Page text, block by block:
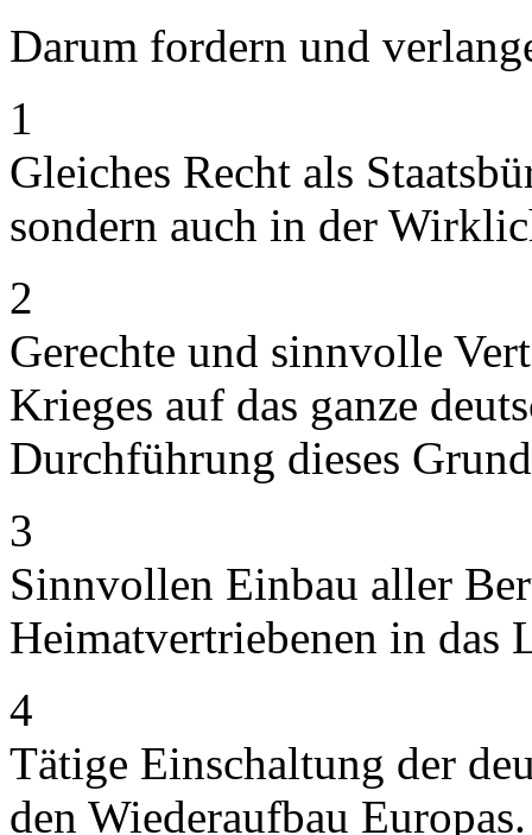
Darum fordern und
1
Gleiches Recht als
sondern auch in der
2
Gerechte und sinnvolle
Krieges auf das ganze
Durchführung dieses
3
Sinnvollen Einbau aller
Heimatvertriebenen in das
4
Tätige Einschaltung der
den Wiederaufbau Europas.